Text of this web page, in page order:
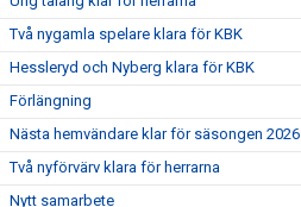
Två nygamla spelare klara för KBK
Hessleryd och Nyberg klara för KBK
Förlängning
Nästa hemvändare klar för säsongen 2026
Två nyförvärv klara för herrarna
Nytt samarbete